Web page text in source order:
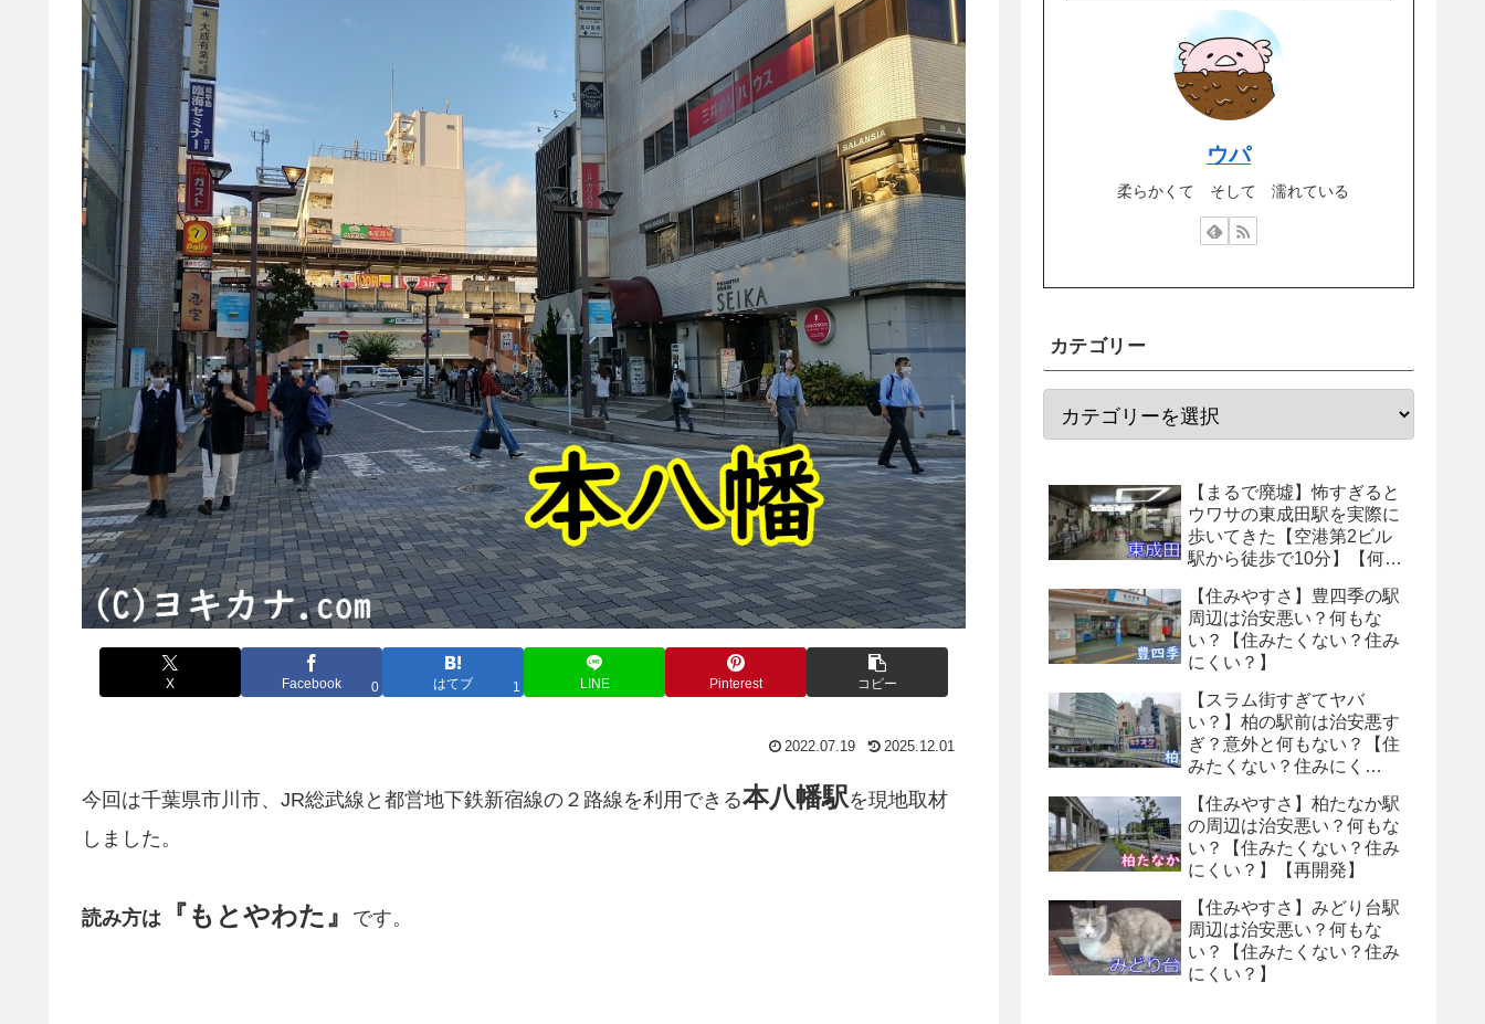
X Facebook 0 はてブ 1 LINE Pinterest コピー
2022.07.19 2025.12.01
今回は千葉県市川市、JR総武線と都営地下鉄新宿線の２路線を利用できる本八幡駅を現地取材
しました。
読み方は 『もとやわた』 です。
ウパ
柔らかくて そして 濡れている
カテゴリー
【まるで廃墟】怖すぎると
ウワサの東成田駅を実際に
歩いてきた【空港第2ビル
駅から徒歩で10分】【何も
出口】
【住みやすさ】豊四季の駅
周辺は治安悪い？何もな
い？【住みたくない？住み
にくい？】
【スラム街すぎてヤバ
い？】柏の駅前は治安悪す
ぎ？意外と何もない？【住
みたくない？住みにく
【住みやすさ】柏たなか駅
の周辺は治安悪い？何もな
い？【住みたくない？住み
にくい？】【再開発】
【住みやすさ】みどり台駅
周辺は治安悪い？何もな
い？【住みたくない？住み
にくい？】